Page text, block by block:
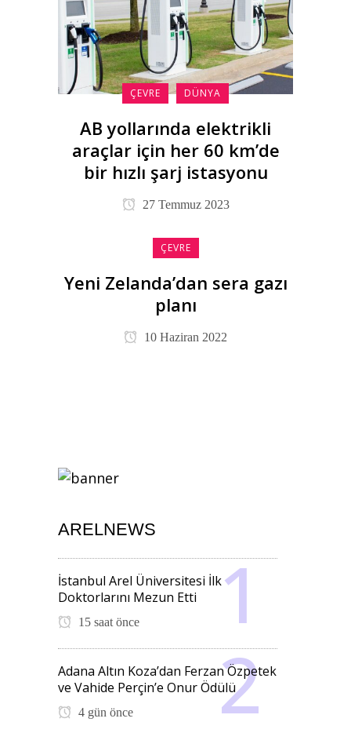
ÇEVRE DÜNYA
AB yollarında elektrikli
araçlar için her 60 km’de
bir hızlı şarj istasyonu
27 Temmuz 2023
ÇEVRE
Yeni Zelanda’dan sera gazı
planı
10 Haziran 2022
ARELNEWS
İstanbul Arel Üniversitesi İlk
Doktorlarını Mezun Etti
15 saat önce
Adana Altın Koza’dan Ferzan Özpetek
ve Vahide Perçin’e Onur Ödülü
4 gün önce